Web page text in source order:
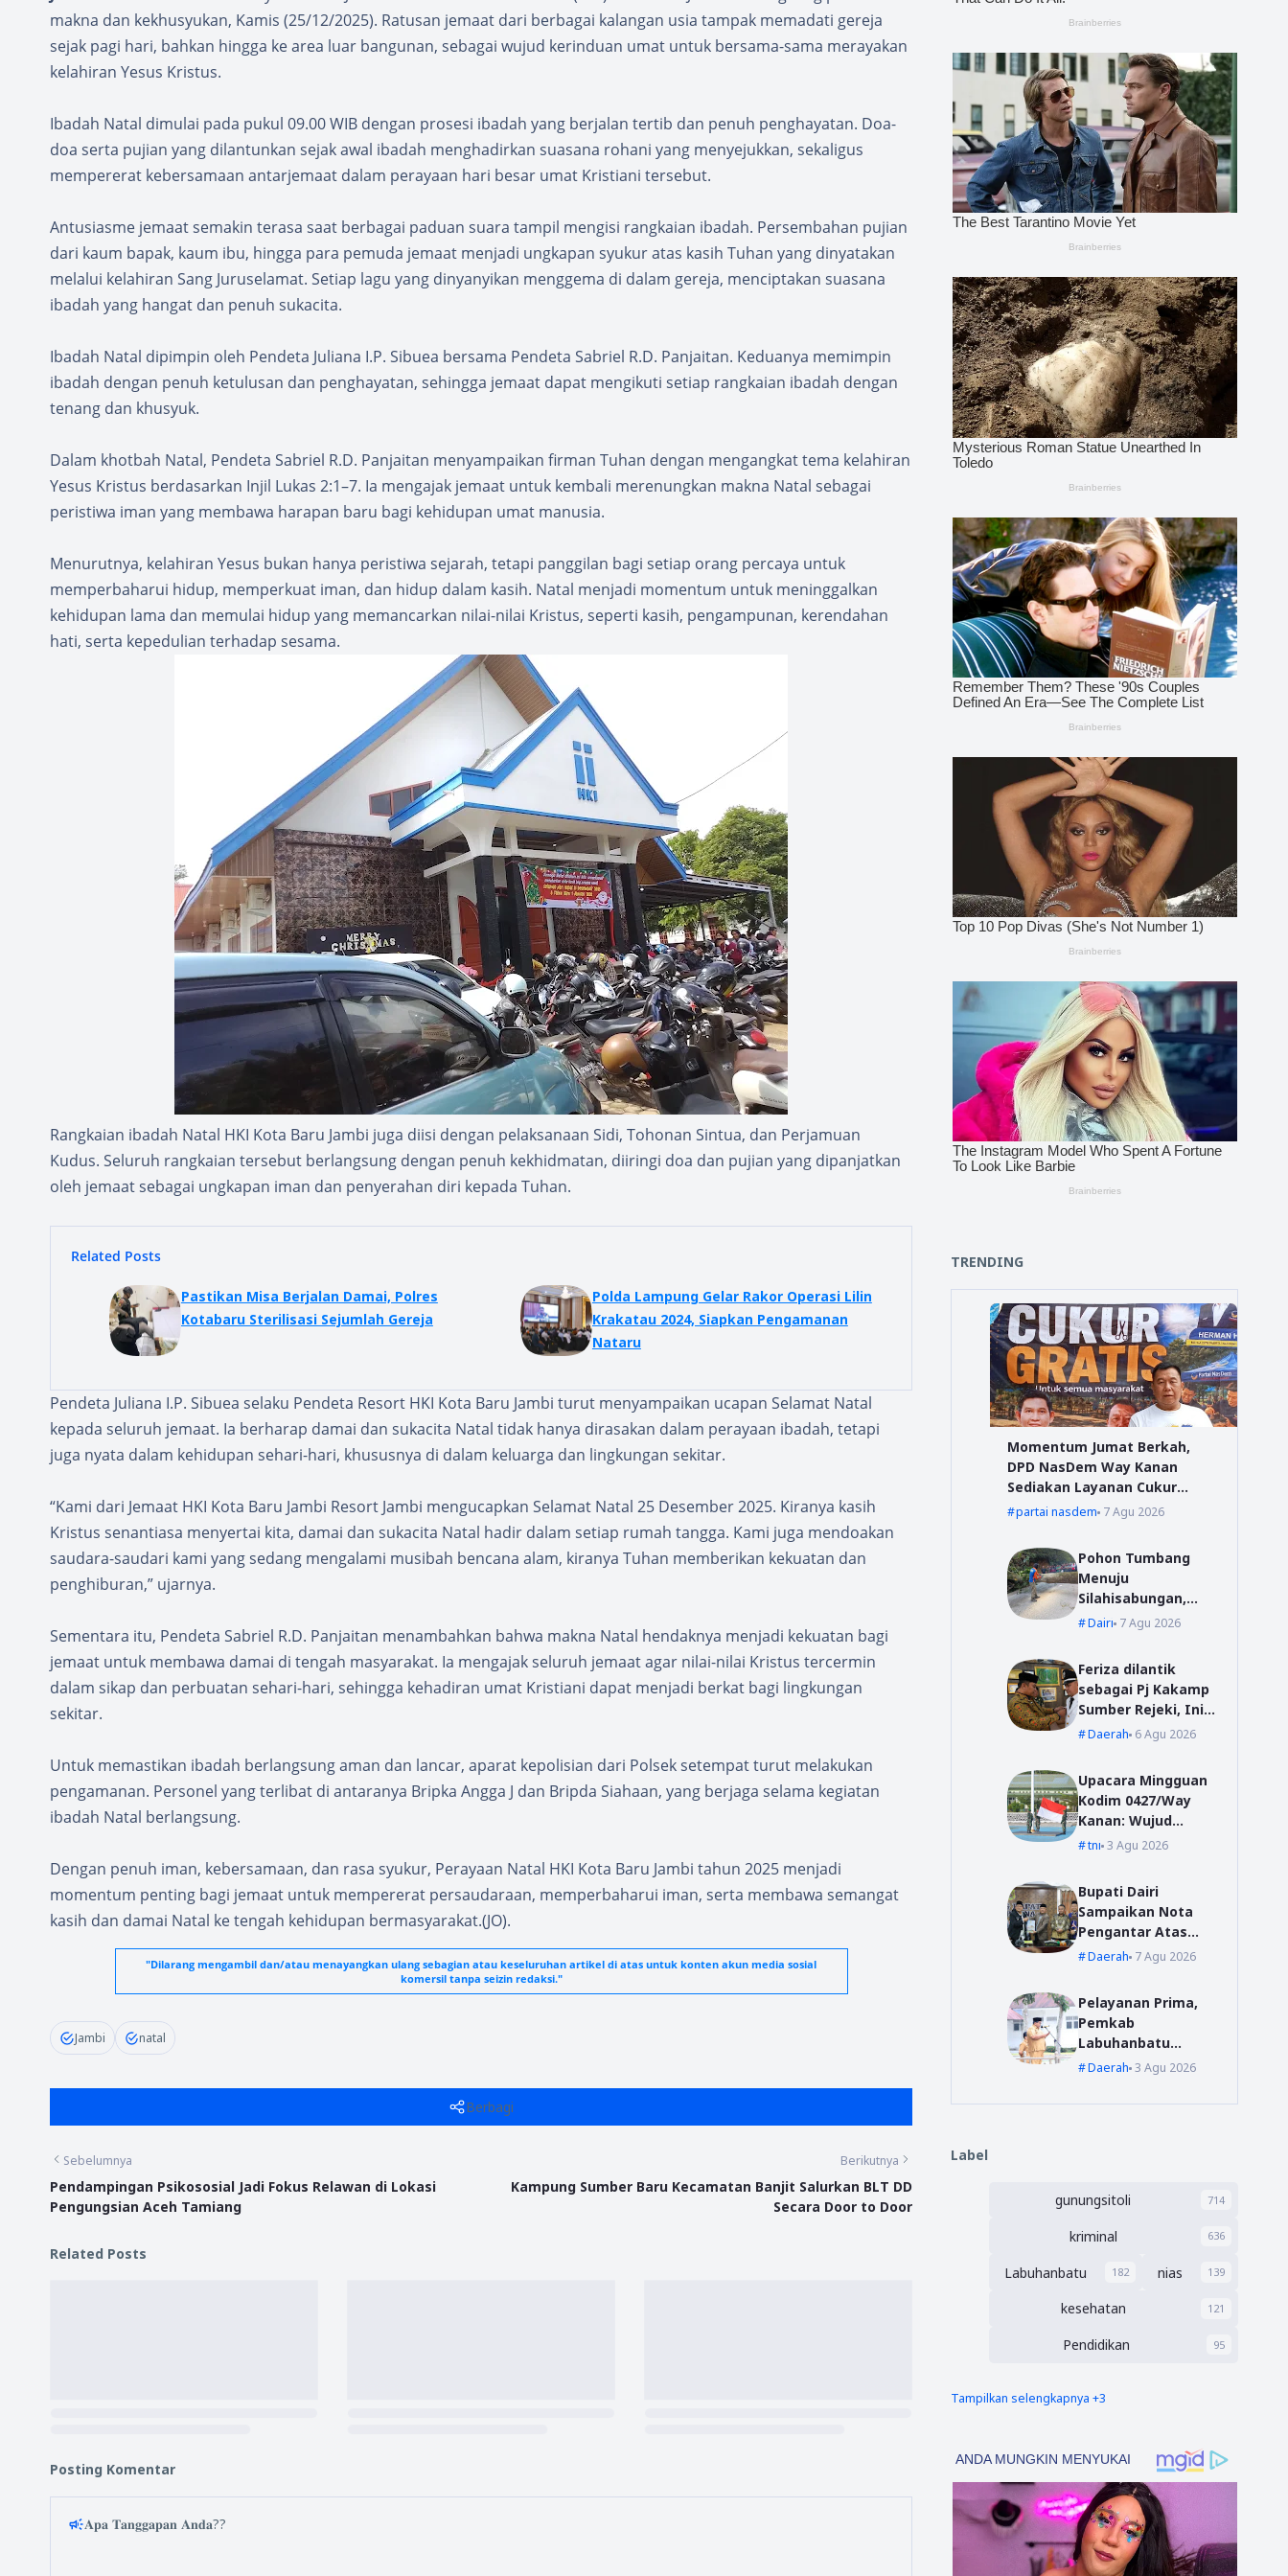
makna dan kekhusyukan, Kamis (25/12/2025). Ratusan jemaat dari berbagai kalangan usia tampak memadati gereja
sejak pagi hari, bahkan hingga ke area luar bangunan, sebagai wujud kerinduan umat untuk bersama-sama merayakan
kelahiran Yesus Kristus.
Ibadah Natal dimulai pada pukul 09.00 WIB dengan prosesi ibadah yang berjalan tertib dan penuh penghayatan. Doa-
doa serta pujian yang dilantunkan sejak awal ibadah menghadirkan suasana rohani yang menyejukkan, sekaligus
mempererat kebersamaan antarjemaat dalam perayaan hari besar umat Kristiani tersebut.
Antusiasme jemaat semakin terasa saat berbagai paduan suara tampil mengisi rangkaian ibadah. Persembahan pujian
dari kaum bapak, kaum ibu, hingga para pemuda jemaat menjadi ungkapan syukur atas kasih Tuhan yang dinyatakan
melalui kelahiran Sang Juruselamat. Setiap lagu yang dinyanyikan menggema di dalam gereja, menciptakan suasana
ibadah yang hangat dan penuh sukacita.
Ibadah Natal dipimpin oleh Pendeta Juliana I.P. Sibuea bersama Pendeta Sabriel R.D. Panjaitan. Keduanya memimpin
ibadah dengan penuh ketulusan dan penghayatan, sehingga jemaat dapat mengikuti setiap rangkaian ibadah dengan
tenang dan khusyuk.
Dalam khotbah Natal, Pendeta Sabriel R.D. Panjaitan menyampaikan firman Tuhan dengan mengangkat tema kelahiran
Yesus Kristus berdasarkan Injil Lukas 2:1–7. Ia mengajak jemaat untuk kembali merenungkan makna Natal sebagai
peristiwa iman yang membawa harapan baru bagi kehidupan umat manusia.
Menurutnya, kelahiran Yesus bukan hanya peristiwa sejarah, tetapi panggilan bagi setiap orang percaya untuk
memperbaharui hidup, memperkuat iman, dan hidup dalam kasih. Natal menjadi momentum untuk meninggalkan
kehidupan lama dan memulai hidup yang memancarkan nilai-nilai Kristus, seperti kasih, pengampunan, kerendahan
hati, serta kepedulian terhadap sesama.
Rangkaian ibadah Natal HKI Kota Baru Jambi juga diisi dengan pelaksanaan Sidi, Tohonan Sintua, dan Perjamuan
Kudus. Seluruh rangkaian tersebut berlangsung dengan penuh kekhidmatan, diiringi doa dan pujian yang dipanjatkan
oleh jemaat sebagai ungkapan iman dan penyerahan diri kepada Tuhan.
Related Posts
Pastikan Misa Berjalan Damai, Polres
Kotabaru Sterilisasi Sejumlah Gereja
Polda Lampung Gelar Rakor Operasi Lilin
Krakatau 2024, Siapkan Pengamanan
Nataru
Pendeta Juliana I.P. Sibuea selaku Pendeta Resort HKI Kota Baru Jambi turut menyampaikan ucapan Selamat Natal
kepada seluruh jemaat. Ia berharap damai dan sukacita Natal tidak hanya dirasakan dalam perayaan ibadah, tetapi
juga nyata dalam kehidupan sehari-hari, khususnya di dalam keluarga dan lingkungan sekitar.
“Kami dari Jemaat HKI Kota Baru Jambi Resort Jambi mengucapkan Selamat Natal 25 Desember 2025. Kiranya kasih
Kristus senantiasa menyertai kita, damai dan sukacita Natal hadir dalam setiap rumah tangga. Kami juga mendoakan
saudara-saudari kami yang sedang mengalami musibah bencana alam, kiranya Tuhan memberikan kekuatan dan
penghiburan,” ujarnya.
Sementara itu, Pendeta Sabriel R.D. Panjaitan menambahkan bahwa makna Natal hendaknya menjadi kekuatan bagi
jemaat untuk membawa damai di tengah masyarakat. Ia mengajak seluruh jemaat agar nilai-nilai Kristus tercermin
dalam sikap dan perbuatan sehari-hari, sehingga kehadiran umat Kristiani dapat menjadi berkat bagi lingkungan
sekitar.
Untuk memastikan ibadah berlangsung aman dan lancar, aparat kepolisian dari Polsek setempat turut melakukan
pengamanan. Personel yang terlibat di antaranya Bripka Angga J dan Bripda Siahaan, yang berjaga selama kegiatan
ibadah Natal berlangsung.
Dengan penuh iman, kebersamaan, dan rasa syukur, Perayaan Natal HKI Kota Baru Jambi tahun 2025 menjadi
momentum penting bagi jemaat untuk mempererat persaudaraan, memperbaharui iman, serta membawa semangat
kasih dan damai Natal ke tengah kehidupan bermasyarakat.(JO).
"Dilarang mengambil dan/atau menayangkan ulang sebagian atau keseluruhan artikel di atas untuk konten akun media sosial
komersil tanpa seizin redaksi."
Jambi natal
Berbagi
Sebelumnya
Pendampingan Psikososial Jadi Fokus Relawan di Lokasi
Pengungsian Aceh Tamiang
Berikutnya
Kampung Sumber Baru Kecamatan Banjit Salurkan BLT DD
Secara Door to Door
Related Posts
Posting Komentar
𝐀𝐩𝐚 𝐓𝐚𝐧𝐠𝐠𝐚𝐩𝐚𝐧 𝐀𝐧𝐝𝐚??
TRENDING
Momentum Jumat Berkah,
DPD NasDem Way Kanan
Sediakan Layanan Cukur
Gratis
partai nasdem 7 Agu 2026
Pohon Tumbang
Menuju
Silahisabungan,
BPBD Dairi Lakukan
Dairi 7 Agu 2026
Feriza dilantik
sebagai Pj Kakamp
Sumber Rejeki, Ini
Pesan Sekda Way
Daerah 6 Agu 2026
Upacara Mingguan
Kodim 0427/Way
Kanan: Wujud
Komitmen Jaga
Prajurit
tni 3 Agu 2026
Bupati Dairi
Sampaikan Nota
Pengantar Atas
Rancangan KUA-
Daerah 7 Agu 2026
Pelayanan Prima,
Pemkab
Labuhanbatu
Siapkan Pelatihan
Kompetensi
Daerah 3 Agu 2026
Label
gunungsitoli 714
kriminal 636
Labuhanbatu 182 nias 139
kesehatan 121
Pendidikan 95
nias barat 90
Tampilkan selengkapnya +3